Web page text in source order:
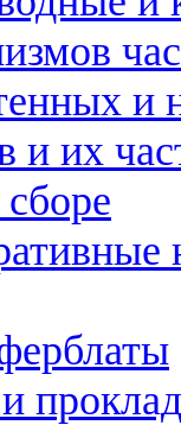
и
и их